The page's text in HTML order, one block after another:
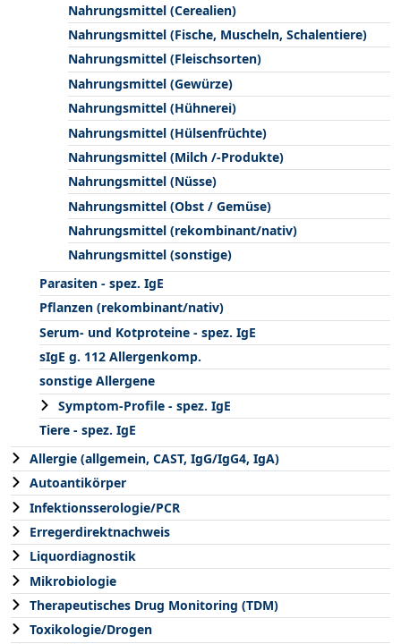
Nahrungsmittel (Cerealien)
Nahrungsmittel (Fische, Muscheln, Schalentiere)
Nahrungsmittel (Fleischsorten)
Nahrungsmittel (Gewürze)
Nahrungsmittel (Hühnerei)
Nahrungsmittel (Hülsenfrüchte)
Nahrungsmittel (Milch /-Produkte)
Nahrungsmittel (Nüsse)
Nahrungsmittel (Obst / Gemüse)
Nahrungsmittel (rekombinant/nativ)
Nahrungsmittel (sonstige)
Parasiten - spez. IgE
Pflanzen (rekombinant/nativ)
Serum- und Kotproteine - spez. IgE
sIgE g. 112 Allergenkomp.
sonstige Allergene
Symptom-Profile - spez. IgE
Tiere - spez. IgE
Allergie (allgemein, CAST, IgG/IgG4, IgA)
Autoantikörper
Infektionsserologie/PCR
Erregerdirektnachweis
Liquordiagnostik
Mikrobiologie
Therapeutisches Drug Monitoring (TDM)
Toxikologie/Drogen